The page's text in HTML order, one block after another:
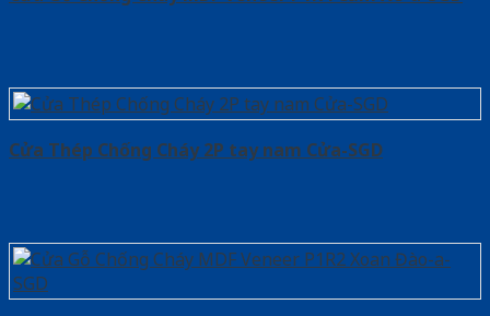
Cửa Thép Chống Cháy 2P tay nam Cửa-SGD